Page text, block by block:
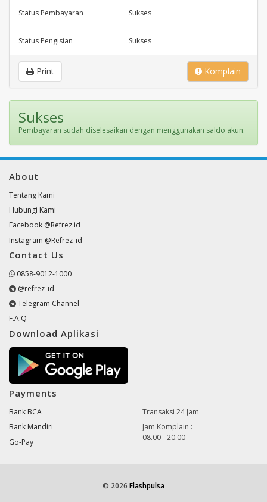
Status Pembayaran Sukses
Status Pengisian Sukses
Komplain
Print
Sukses
Pembayaran sudah diselesaikan dengan menggunakan saldo akun.
About
Tentang Kami
Hubungi Kami
Facebook @Refrez.id
Instagram @Refrez_id
Contact Us
0858-9012-1000
@refrez_id
Telegram Channel
F.A.Q
Download Aplikasi
Payments
Bank BCA
Bank Mandiri
Go-Pay
Transaksi 24 Jam
Jam Komplain :
08.00 - 20.00
© 2026 Flashpulsa